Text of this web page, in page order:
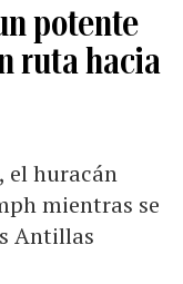
potente
ruta hacia
el huracán
mientras se
Antillas